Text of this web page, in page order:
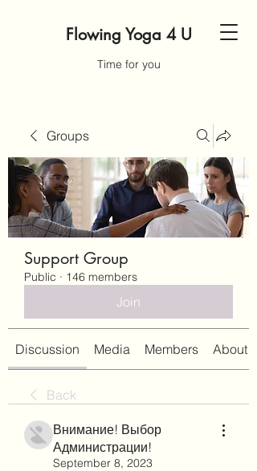
Flowing Yoga 4 U
Time for you
Groups
Support Group
Public · 146 members
Join
Discussion Media Members About
Back
Внимание! Выбор
Администрации!
September 8, 2023